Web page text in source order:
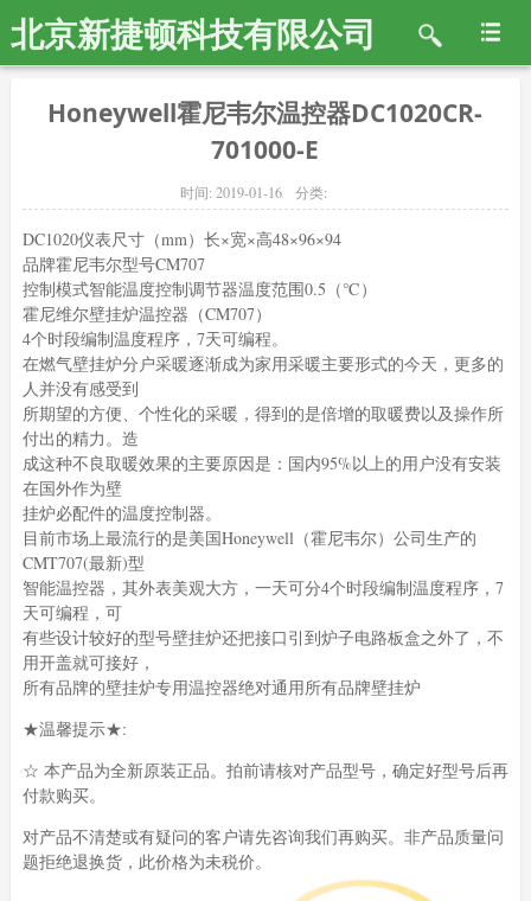
北京新捷顿科技有限公司
Honeywell霍尼韦尔温控器DC1020CR-
701000-E
时间:2019-01-16 分类:
DC1020仪表尺寸（mm）长×宽×高48×96×94
品牌霍尼韦尔型号CM707
控制模式智能温度控制调节器温度范围0.5（℃）
霍尼维尔壁挂炉温控器（CM707）
4个时段编制温度程序，7天可编程。
在燃气壁挂炉分户采暖逐渐成为家用采暖主要形式的今天，更多的
人并没有感受到
所期望的方便、个性化的采暖，得到的是倍增的取暖费以及操作所
付出的精力。造
成这种不良取暖效果的主要原因是：国内95%以上的用户没有安装
在国外作为壁
挂炉必配件的温度控制器。
目前市场上最流行的是美国Honeywell（霍尼韦尔）公司生产的
CMT707(最新)型
智能温控器，其外表美观大方，一天可分4个时段编制温度程序，7
天可编程，可
有些设计较好的型号壁挂炉还把接口引到炉子电路板盒之外了，不
用开盖就可接好，
所有品牌的壁挂炉专用温控器绝对通用所有品牌壁挂炉
★温馨提示★:
☆ 本产品为全新原装正品。拍前请核对产品型号，确定好型号后再
付款购买。
对产品不清楚或有疑问的客户请先咨询我们再购买。非产品质量问
题拒绝退换货，此价格为未税价。